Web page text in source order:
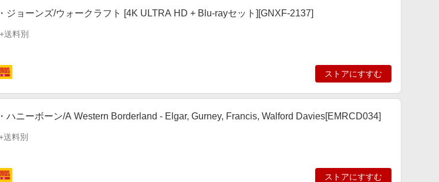
ジョーンズ/ウォークラフト [4K ULTRA HD + Blu-rayセット][GNXF-2137]
+送料別
ストアにすすむ
ハニーボーン/A Western Borderland - Elgar, Gurney, Francis, Walford Davies[EMRCD034]
送料別
ストアにすすむ